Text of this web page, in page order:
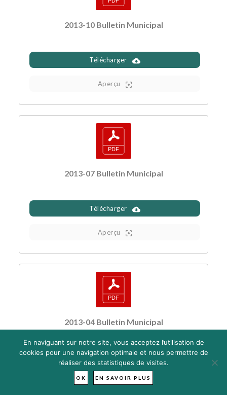
2013-10 Bulletin Municipal
Télécharger
Aperçu
2013-07 Bulletin Municipal
Télécharger
Aperçu
2013-04 Bulletin Municipal
Télécharger
Aperçu
En naviguant sur notre site, vous acceptez l’utilisation de
cookies pour une navigation optimale et nous permettre de
réaliser des statistiques de visites.
OK EN SAVOIR PLUS